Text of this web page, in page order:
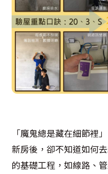
「魔鬼總是藏在細節裡
新房後，卻不知道如何
的基礎工程，如線路、